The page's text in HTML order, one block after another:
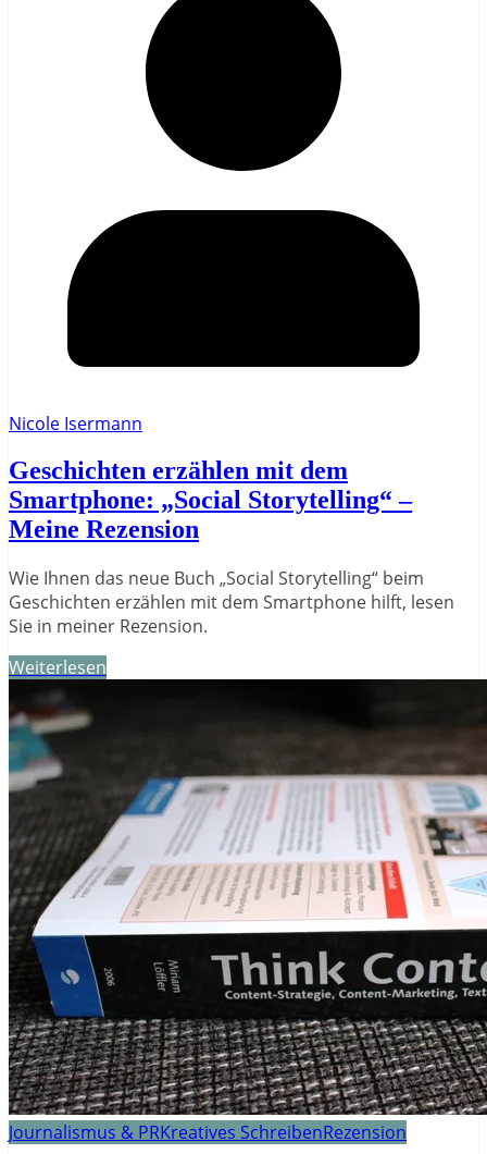
Nicole Isermann
Geschichten erzählen mit dem
Smartphone: „Social Storytelling“ –
Meine Rezension
Wie Ihnen das neue Buch „Social Storytelling“ beim
Geschichten erzählen mit dem Smartphone hilft, lesen
Sie in meiner Rezension.
Weiterlesen
Journalismus & PRKreatives SchreibenRezension